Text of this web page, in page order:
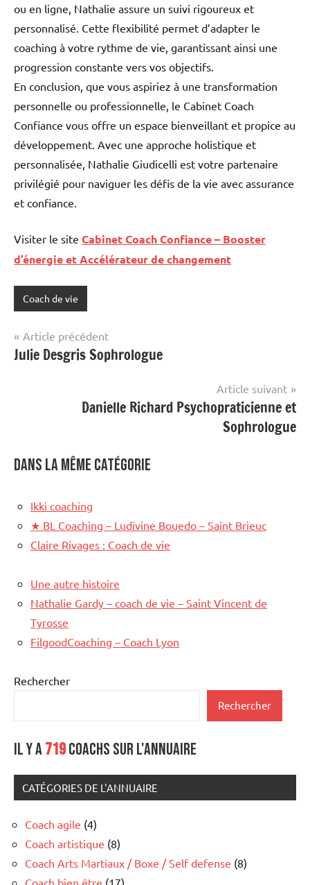
ou en ligne, Nathalie assure un suivi rigoureux et
personnalisé. Cette flexibilité permet d’adapter le
coaching à votre rythme de vie, garantissant ainsi une
progression constante vers vos objectifs.
En conclusion, que vous aspiriez à une transformation
personnelle ou professionnelle, le Cabinet Coach
Confiance vous offre un espace bienveillant et propice au
développement. Avec une approche holistique et
personnalisée, Nathalie Giudicelli est votre partenaire
privilégié pour naviguer les défis de la vie avec assurance
et confiance.
Visiter le site Cabinet Coach Confiance – Booster
d’énergie et Accélérateur de changement
Coach de vie
Navigation
de
Article précédent
Julie Desgris Sophrologue
Article suivant
Danielle Richard Psychopraticienne et
Sophrologue
Dans la même catégorie
Ikki coaching
★ BL Coaching – Ludivine Bouedo – Saint Brieuc
Claire Rivages : Coach de vie
Une autre histoire
Nathalie Gardy – coach de vie – Saint Vincent de
Tyrosse
FilgoodCoaching – Coach Lyon
Rechercher
Rechercher
Il y a719coachs sur l'annuaire
CATÉGORIES DE L'ANNUAIRE
Coach agile (4)
Coach artistique (8)
Coach Arts Martiaux / Boxe / Self defense (8)
Coach bien être (17)